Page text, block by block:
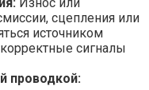
Износ или
сцепления или
источником
сигналы
проводкой: